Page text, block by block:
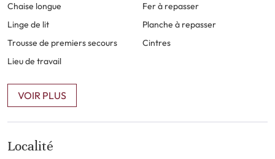
Idéalement situé près des plages, des parcours de golf, des
commerces et des restaurants, ce penthouse combine le
style de vie moderne avec le charme décontracté de la
Costa del Sol. Que ce soit pour des vacances en famille, une
à Oceana Gardens est l’endroit rêvé pour découvrir
Estepona.
Chaise longue
Linge de lit
Trousse de premiers secours
Lieu de travail
Fer à repasser
Planche à repasser
Cintres
VOIR PLUS
Localité